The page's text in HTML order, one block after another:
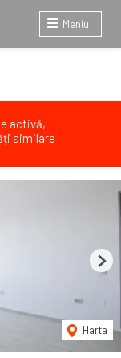
Meniu
activă,
similare
Harta
Next